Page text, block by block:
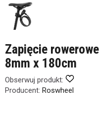
Zapięcie
8mm x 180cm
Obserwuj produkt:
Producent: Roswheel